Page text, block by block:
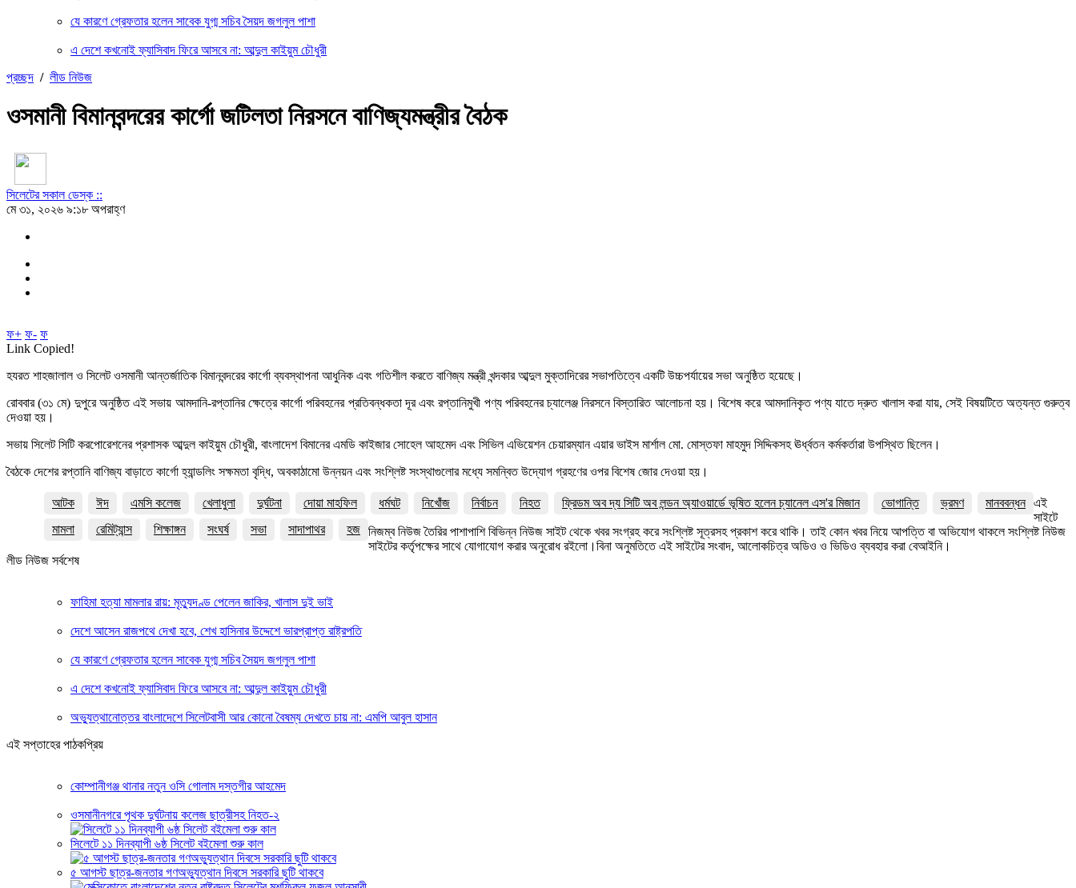
যে কারণে গ্রেফতার হলেন সাবেক যুগ্ম সচিব সৈয়দ জগলুল পাশা
এ দেশে কখনোই ফ্যাসিবাদ ফিরে আসবে না: আব্দুল কাইয়ুম চৌধুরী
প্রচ্ছদ / লীড নিউজ
ওসমানী বিমানবন্দরের কার্গো জটিলতা নিরসনে বাণিজ্যমন্ত্রীর বৈঠক
সিলেটের সকাল ডেস্ক ::
মে ৩১, ২০২৬ ৯:১৮ অপরাহ্ণ
ফ+ ফ- ফ
Link Copied!
হযরত শাহজালাল ও সিলেট ওসমানী আন্তর্জাতিক বিমানবন্দরের কার্গো ব্যবস্থাপনা আধুনিক এবং গতিশীল করতে বাণিজ্য মন্ত্রী খন্দকার আব্দুল মুক্তাদিরের সভাপতিত্বে একটি উচ্চপর্যায়ের সভা অনুষ্ঠিত হয়েছে।
রোববার (৩১ মে) দুপুরে অনুষ্ঠিত এই সভায় আমদানি-রপ্তানির ক্ষেত্রে কার্গো পরিবহনের প্রতিবন্ধকতা দূর এবং রপ্তানিমুখী পণ্য পরিবহনের চ্যালেঞ্জ নিরসনে বিস্তারিত আলোচনা হয়। বিশেষ করে আমদানিকৃত পণ্য যাতে দ্রুত খালাস করা যায়, সেই বিষয়টিতে অত্যন্ত গুরুত্ব
দেওয়া হয়।
সভায় সিলেট সিটি করপোরেশনের প্রশাসক আব্দুল কাইয়ুম চৌধুরী, বাংলাদেশ বিমানের এমডি কাইজার সোহেল আহমেদ এবং সিভিল এভিয়েশন চেয়ারম্যান এয়ার ভাইস মার্শাল মো. মোস্তফা মাহমুদ সিদ্দিকসহ ঊর্ধ্বতন কর্মকর্তারা উপস্থিত ছিলেন।
বৈঠকে দেশের রপ্তানি বাণিজ্য বাড়াতে কার্গো হ্যান্ডলিং সক্ষমতা বৃদ্ধি, অবকাঠামো উন্নয়ন এবং সংশ্লিষ্ট সংস্থাগুলোর মধ্যে সমন্বিত উদ্যোগ গ্রহণের ওপর বিশেষ জোর দেওয়া হয়।
আটক ঈদ এমসি কলেজ খেলাধুলা দুর্ঘটনা দোয়া মাহফিল ধর্মঘট নিখোঁজ নির্বাচন নিহত ফ্রিডম অব দ্য সিটি অব লন্ডন অ্যাওয়ার্ডে ভূষিত হলেন চ্যানেল এস'র মিজান ভোগান্তি ভ্রমণ
মানববন্ধন
মামলা
রেমিট্যান্স শিক্ষাঙ্গন সংঘর্ষ সভা সাদাপাথর হজ
এই
সাইটে
নিজম্ব নিউজ তৈরির পাশাপাশি বিভিন্ন নিউজ সাইট থেকে খবর সংগ্রহ করে সংশ্লিষ্ট সূত্রসহ প্রকাশ করে থাকি। তাই কোন খবর নিয়ে আপত্তি বা অভিযোগ থাকলে সংশ্লিষ্ট নিউজ
সাইটের কর্তৃপক্ষের সাথে যোগাযোগ করার অনুরোধ রইলো।বিনা অনুমতিতে এই সাইটের সংবাদ, আলোকচিত্র অডিও ও ভিডিও ব্যবহার করা বেআইনি।
লীড নিউজ সর্বশেষ
ফাহিমা হত্যা মামলার রায়: মৃত্যুদণ্ড পেলেন জাকির, খালাস দুই ভাই
দেশে আসেন রাজপথে দেখা হবে, শেখ হাসিনার উদ্দেশে ভারপ্রাপ্ত রাষ্ট্রপতি
যে কারণে গ্রেফতার হলেন সাবেক যুগ্ম সচিব সৈয়দ জগলুল পাশা
এ দেশে কখনোই ফ্যাসিবাদ ফিরে আসবে না: আব্দুল কাইয়ুম চৌধুরী
অভ্যুত্থানোত্তর বাংলাদেশে সিলেটবাসী আর কোনো বৈষম্য দেখতে চায় না: এমপি আবুল হাসান
এই সপ্তাহের পাঠকপ্রিয়
কোম্পানীগঞ্জ থানার নতুন ওসি গোলাম দস্তগীর আহমেদ
ওসমানীনগরে পৃথক দুর্ঘটনায় কলেজ ছাত্রীসহ নিহত-২
সিলেটে ১১ দিনব্যাপী ৬ষ্ঠ সিলেট বইমেলা শুরু কাল
৫ আগস্ট ছাত্র-জনতার গণঅভ্যুত্থান দিবসে সরকারি ছুটি থাকবে